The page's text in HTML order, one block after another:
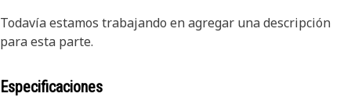
Todavía estamos trabajando en agregar una descripción
para esta parte.
Especificaciones